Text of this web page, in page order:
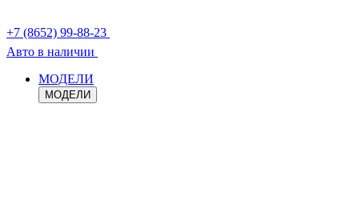
+7 (8652) 99-88-23
Авто в наличии
МОДЕЛИ
МОДЕЛИ